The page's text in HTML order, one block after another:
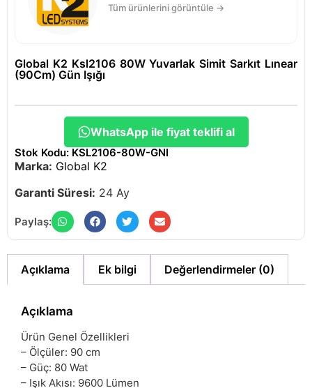
Tüm ürünlerini görüntüle →
Global K2 Ksl2106 80W Yuvarlak Simit Sarkıt Lınear
(90Cm) Gün Işığı
WhatsApp ile fiyat teklifi al
Stok Kodu: KSL2106-80W-GNI
Marka: Global K2
Garanti Süresi: 24 Ay
Paylaş:
Açıklama Ek bilgi Değerlendirmeler (0)
Açıklama
Ürün Genel Özellikleri
– Ölçüler: 90 cm
– Güç: 80 Wat
– Işık Akısı: 9600 Lümen